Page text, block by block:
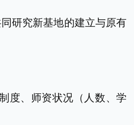
研究新基地的建立与原有
度、 师资状况（人数、学